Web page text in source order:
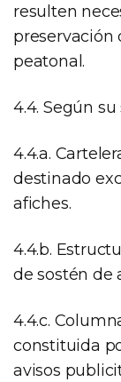
resulten
preservación
peatonal.
4.4. Según su
4.4.a.
destinado
afiches.
4.4.b.
de sostén de
4.4.c.
constituida
avisos